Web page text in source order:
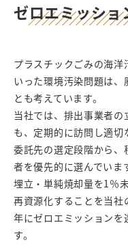
ゼロエミッシ
プラスチックごみの海
いった環境汚染問題は
とも考えています。
当社では、排出事業者
も、定期的に訪問し適切
委託先の選定段階から
者を優先的に選んでいま
埋立・単純焼却量を1％
再資源化することを当
年にゼロエミッションを
す。